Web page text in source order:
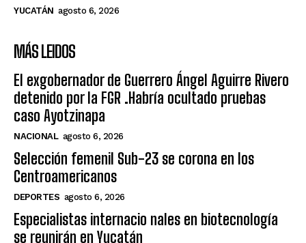
YUCATÁN agosto 6, 2026
MÁS LEIDOS
El exgobernador de Guerrero Ángel Aguirre Rivero
detenido por la FGR .Habría ocultado pruebas
caso Ayotzinapa
NACIONAL agosto 6, 2026
Selección femenil Sub-23 se corona en los
Centroamericanos
DEPORTES agosto 6, 2026
Especialistas internacio nales en biotecnología
se reunirán en Yucatán